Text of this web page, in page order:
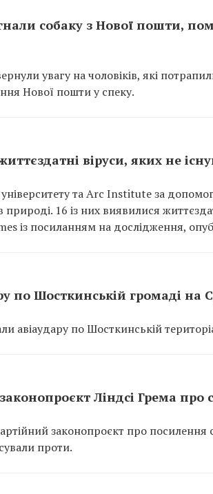
собаку з Нової пошти,
увагу на чоловіків, які
Нової пошти у спеку.
віруси, яких не
та Arc Institute за
природі. 16 із них виявилися
із посиланням на дослідження,
по Шосткинській громаді
авіаудару по Шосткинській
Ліндсі Грема про
законопроєкт про посилення
проти.